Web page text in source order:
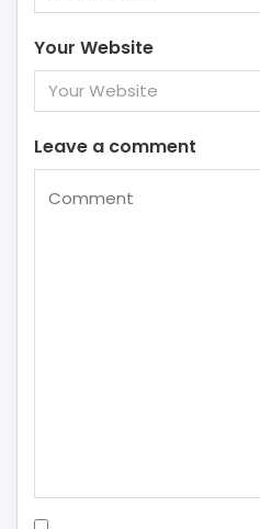
Your Website
Leave a comment